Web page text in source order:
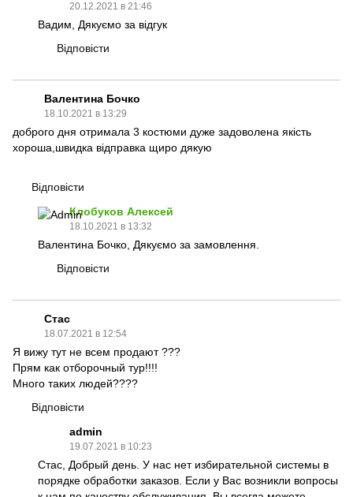
20.12.2021 в 21:46
Вадим, Дякуємо за відгук
Відповісти
Валентина Бочко
18.10.2021 в 13:29
доброго дня отримала 3 костюми дуже задоволена якість
хороша,швидка відправка щиро дякую
Відповісти
Клобуков Алексей
18.10.2021 в 13:32
Валентина Бочко, Дякуємо за замовлення.
Відповісти
Стас
18.07.2021 в 12:54
Я вижу тут не всем продают ???
Прям как отборочный тур!!!!
Много таких людей????
Відповісти
admin
19.07.2021 в 10:23
Стас, Добрый день. У нас нет избирательной системы в
порядке обработки заказов. Если у Вас возникли вопросы